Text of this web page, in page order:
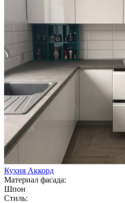
Кухня Аккорд
Материал фасада:
Шпон
Стиль: